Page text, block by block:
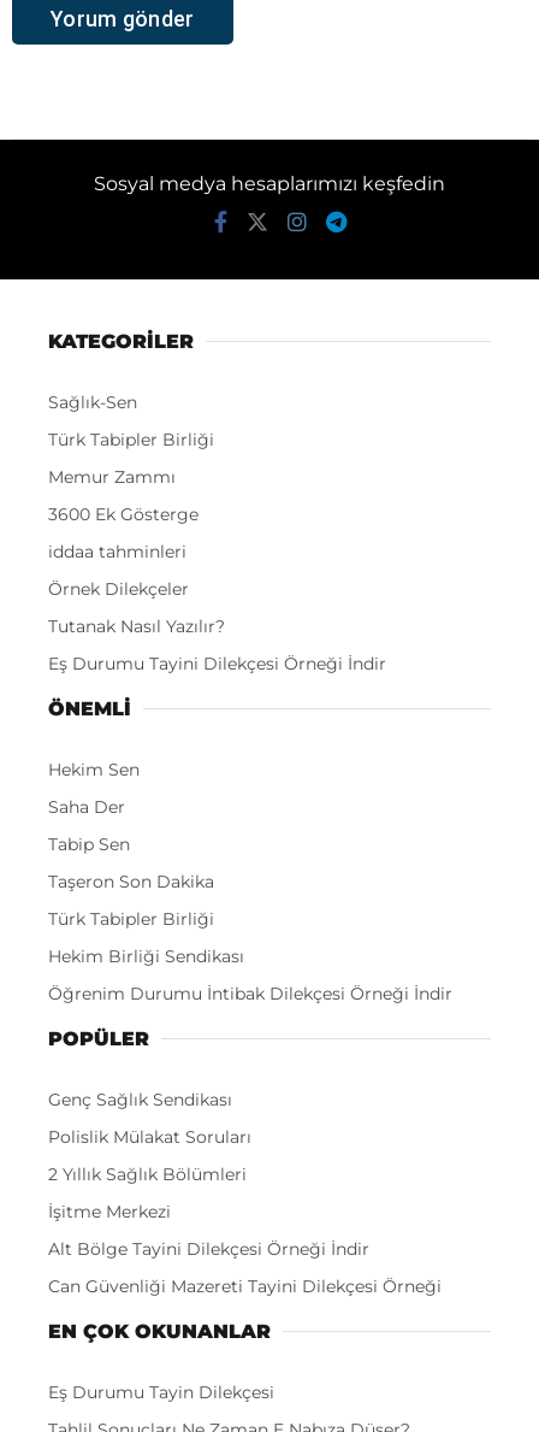
Sosyal medya hesaplarımızı keşfedin
KATEGORİLER
Sağlık-Sen
Türk Tabipler Birliği
Memur Zammı
3600 Ek Gösterge
iddaa tahminleri
Örnek Dilekçeler
Tutanak Nasıl Yazılır?
Eş Durumu Tayini Dilekçesi Örneği İndir
ÖNEMLI
Hekim Sen
Saha Der
Tabip Sen
Taşeron Son Dakika
Türk Tabipler Birliği
Hekim Birliği Sendikası
Öğrenim Durumu İntibak Dilekçesi Örneği İndir
POPÜLER
Genç Sağlık Sendikası
Polislik Mülakat Soruları
2 Yıllık Sağlık Bölümleri
İşitme Merkezi
Alt Bölge Tayini Dilekçesi Örneği İndir
Can Güvenliği Mazereti Tayini Dilekçesi Örneği
EN ÇOK OKUNANLAR
Eş Durumu Tayin Dilekçesi